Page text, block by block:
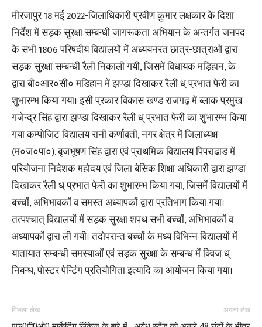
मीरजापुर 18 मई 2022-जिलाधिकारी प्रवीण कुमार लक्षकार के दिशा
निर्देश में सड़क सुरक्षा सम्बन्धी जागरूकता अभियान के अन्तर्गत जनपद
के सभी 1806 परिषदीय विद्यालयों में अध्ययनरत छात्र-छात्राओं द्वारा
सड़क सुरक्षा सम्बन्धी रैली निकाली गयी, जिसमें विधायक मड़िहान, के
द्वारा बी०आर०सी० मडिहान में झण्डा दिखाकर रैली ध् प्रभात फेरी का
शुभारम्भ किया गया। इसी प्रकार विकास खण्ड राजगढ़ में ब्लाक प्रमुख
गजेन्द्र सिंह द्वारा झण्डा दिखाकर रैली ध् प्रभात फेरी का शुभारम्भ किया
गया कम्पोजिट विद्यालय रानी कर्णावती, नगर क्षेत्र में जिलाध्यक्ष
(म०ज०पा०). बृजभूषण सिंह द्वारा एवं प्राथमिक विद्यालय पिपराढाड में
परियोजना निदेशक महोदय एवं जिला बेसिक शिक्षा अधिकारी द्वारा झण्डा
दिखाकर रैली ध् प्रभात फेरी का शुभारम्भ किया गया, जिसमें विद्यालयों में
बच्चों, अभिभावकों व समस्त अध्यापकों द्वारा प्रतिभाग किया गया।
तत्पश्चात् विद्यालयों में सड़क सुरक्षा शपथ सभी बच्चों, अभिभावकों व
अध्यापकों द्वारा ली गयी। तदोपरान्त बच्चों के मध्य विभिन्न विद्यालयों में
यातायात सम्बन्धी समस्याओं एवं सड़क सुरक्षा के सम्बन्ध में क्विज ध्
निबन्ध, पोस्टर पेन्टिंग प्रतियोगिता इत्यादि का आयोजन किया गया।
पिछला लेख अगला लेख